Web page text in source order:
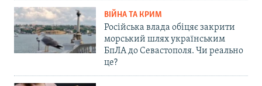
ВІЙНА ТА КРИМ
Російська влада обіцяє закрити
морський шлях українським
БпЛА до Севастополя. Чи реально
це?